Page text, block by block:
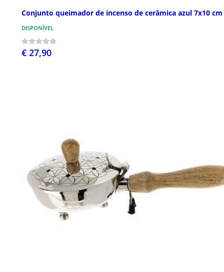
Conjunto queimador de incenso de cerâmica azul 7x10 cm
DISPONÍVEL
€ 27,90